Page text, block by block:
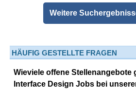
Weitere
HÄUFIG GESTELLTE FRAGEN
Wieviele offene Stellenangebote
Interface Design Jobs bei